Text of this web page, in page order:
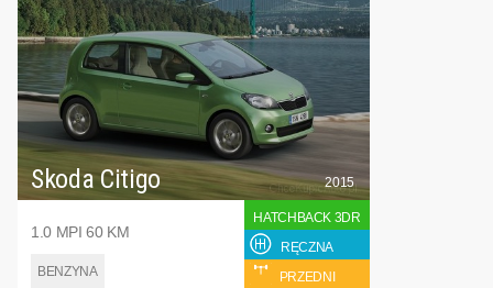
Skoda Citigo
1.0 MPI 60 KM
BENZYNA
2015
HATCHBACK 3DR
RĘCZNA
PRZEDNI